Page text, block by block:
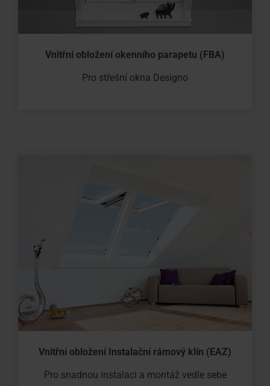
Vnitřní obložení okenního parapetu (FBA)
Pro střešní okna Designo
Vnitřní obložení Instalační rámový klín (EAZ)
Pro snadnou instalaci a montáž vedle sebe